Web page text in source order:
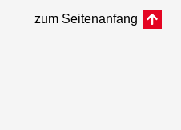
zum Seitenanfang